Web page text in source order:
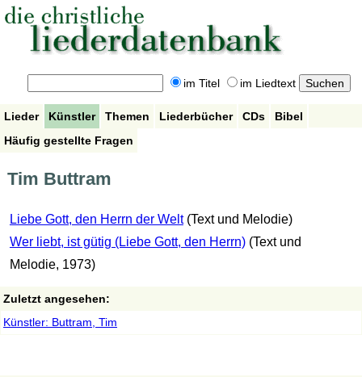
im Titel im Liedtext
Lieder Künstler Themen Liederbücher CDs
Bibel
Häufig gestellte Fragen
Tim Buttram
Liebe Gott, den Herrn der Welt (Text und Melodie)
Wer liebt, ist gütig (Liebe Gott, den Herrn) (Text und
Melodie, 1973)
Zuletzt angesehen:
Künstler: Buttram, Tim